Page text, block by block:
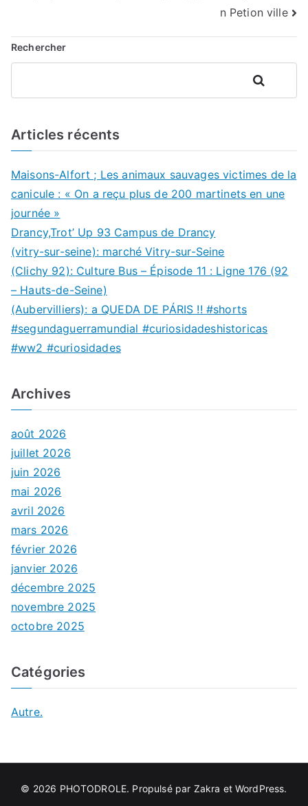
n Petion ville
Rechercher
Rechercher
Articles récents
Maisons-Alfort ; Les animaux sauvages victimes de la
canicule : « On a reçu plus de 200 martinets en une
journée »
Drancy,Trot’ Up 93 Campus de Drancy
(vitry-sur-seine): marché Vitry-sur-Seine
(Clichy 92): Culture Bus – Épisode 11 : Ligne 176 (92
– Hauts-de-Seine)
(Aubervilliers): a QUEDA DE PÁRIS !! #shorts
#segundaguerramundial #curiosidadeshistoricas
#ww2 #curiosidades
Archives
août 2026
juillet 2026
juin 2026
mai 2026
avril 2026
mars 2026
février 2026
janvier 2026
décembre 2025
novembre 2025
octobre 2025
Catégories
Autre.
© 2026 PHOTODROLE. Propulsé par Zakra et WordPress.